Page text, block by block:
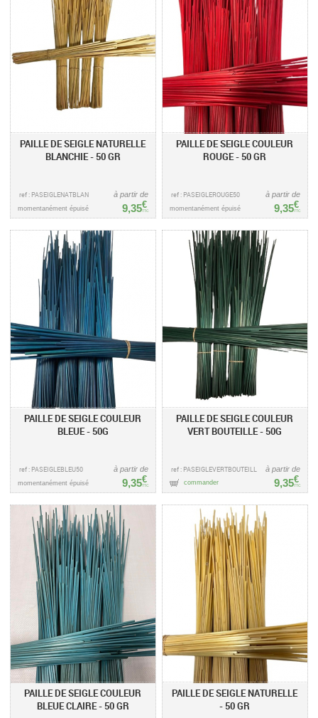
PAILLE DE SEIGLE NATURELLE
BLANCHIE - 50 GR
ref : PASEIGLENATBLAN
9,35€
TTC
à partir de
momentanément épuisé
PAILLE DE SEIGLE COULEUR
ROUGE - 50 GR
ref : PASEIGLEROUGE50
9,35€
TTC
à partir de
momentanément épuisé
PAILLE DE SEIGLE COULEUR
BLEUE - 50G
ref : PASEIGLEBLEU50
9,35€
TTC
à partir de
momentanément épuisé
PAILLE DE SEIGLE COULEUR
VERT BOUTEILLE - 50G
ref : PASEIGLEVERTBOUTEILL
9,35€
TTC
à partir de
commander
PAILLE DE SEIGLE COULEUR
BLEUE CLAIRE - 50 GR
PAILLE DE SEIGLE NATURELLE
- 50 GR